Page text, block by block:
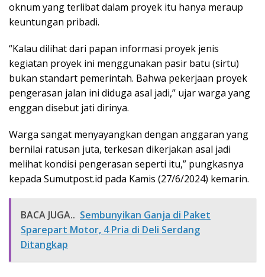
oknum yang terlibat dalam proyek itu hanya meraup
keuntungan pribadi.
“Kalau dilihat dari papan informasi proyek jenis
kegiatan proyek ini menggunakan pasir batu (sirtu)
bukan standart pemerintah. Bahwa pekerjaan proyek
pengerasan jalan ini diduga asal jadi,” ujar warga yang
enggan disebut jati dirinya.
Warga sangat menyayangkan dengan anggaran yang
bernilai ratusan juta, terkesan dikerjakan asal jadi
melihat kondisi pengerasan seperti itu,” pungkasnya
kepada Sumutpost.id pada Kamis (27/6/2024) kemarin.
BACA JUGA.. Sembunyikan Ganja di Paket
Sparepart Motor, 4 Pria di Deli Serdang
Ditangkap